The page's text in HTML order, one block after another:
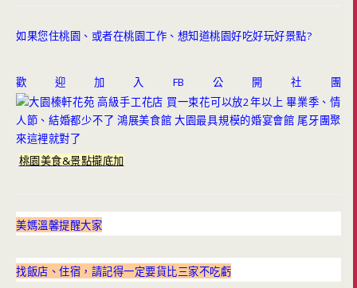
如果您住桃園、或者在桃園工作、想知道桃園好吃好玩好景點?
歡迎加入FB公開社團
桃園美食&景點攏底加
美媽溫馨提醒大家
找飯店、住宿，請記得一定要貨比三家不吃虧